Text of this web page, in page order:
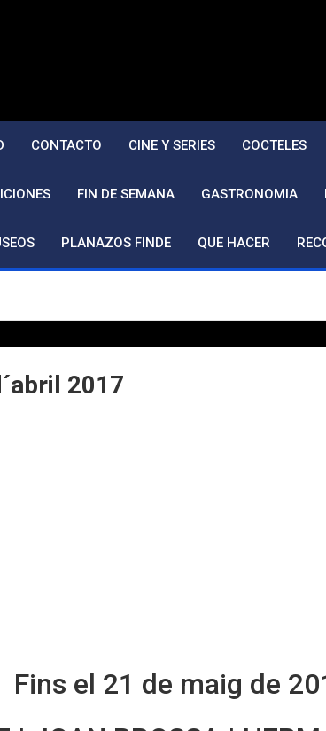
CONTACTO CINE Y SERIES COCTELES
FIN DE SEMANA GASTRONOMIA
PLANAZOS FINDE QUE HACER
2017
Fins el 21 de maig de